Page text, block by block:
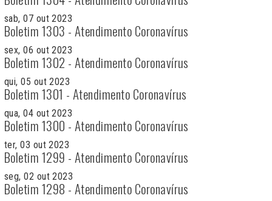
sab, 07 out 2023
Boletim 1303 - Atendimento Coronavírus
sex, 06 out 2023
Boletim 1302 - Atendimento Coronavírus
qui, 05 out 2023
Boletim 1301 - Atendimento Coronavírus
qua, 04 out 2023
Boletim 1300 - Atendimento Coronavírus
ter, 03 out 2023
Boletim 1299 - Atendimento Coronavírus
seg, 02 out 2023
Boletim 1298 - Atendimento Coronavírus